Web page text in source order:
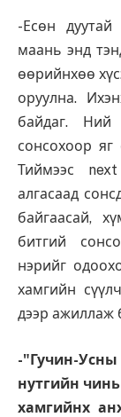
-Есөн
маань энд
өөрийнхөө
оруулна.
байдаг. Ний
сонсохоор яг
Тиймээс
алгасаад
байгаасай,
битгий
нэрийг
хамгийн
дээр ажиллаж
-"Гучин-Усны
нутгийн чинь
хамгийнх